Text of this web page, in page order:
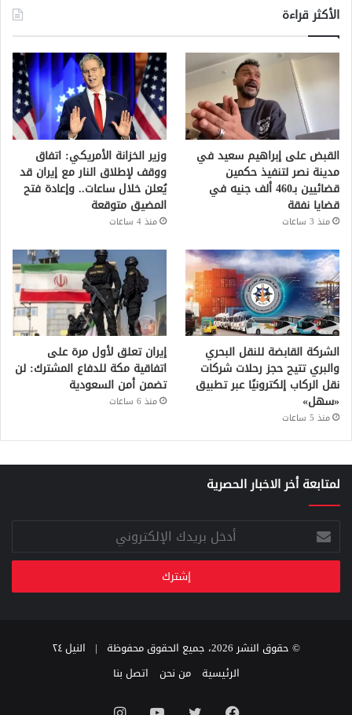
الأكثر قراءة
القبض على إبراهيم سعيد في
مدينة نصر لتنفيذ حكمين
قضائيين بـ460 ألف جنيه في
قضايا نفقة
منذ 3 ساعات
وزير الخزانة الأمريكي: اتفاق
ووقف لإطلاق النار مع إيران قد
يُعلن خلال ساعات.. وإعادة فتح
المضيق متوقعة
منذ 4 ساعات
الشركة القابضة للنقل البحري
والبري تتيح حجز رحلات شركات
نقل الركاب إلكترونيًا عبر تطبيق
«سهل»
منذ 5 ساعات
إيران تعلق لأول مرة على
اتفاقية مكة للدفاع المشترك: لن
تضمن أمن السعودية
منذ 6 ساعات
لمتابعة أخر الاخبار الحصرية
أدخل
بريدك
الإلكتروني
© حقوق النشر 2026، جميع الحقوق محفوظة |
النيل ٢٤
الرئيسية
من نحن اتصل بنا